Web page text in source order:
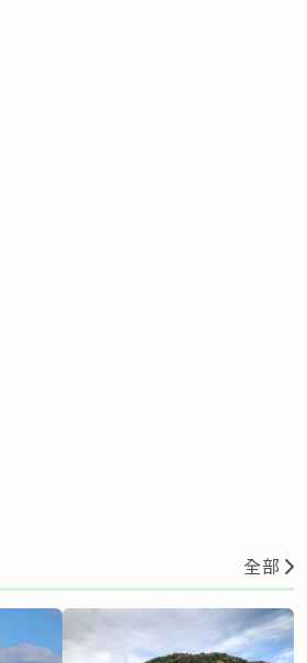
全部